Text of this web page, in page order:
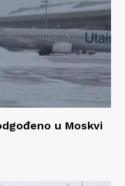
u Moskvi